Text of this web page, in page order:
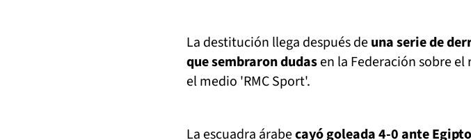
La destitución llega después deuna serie de
que sembraron dudasen la Federación sobre
el medio 'RMC Sport'.
La escuadra árabecayó goleada 4-0 ante